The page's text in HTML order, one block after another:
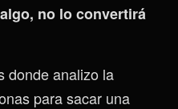
no lo convertirá
donde analizo la
para sacar una